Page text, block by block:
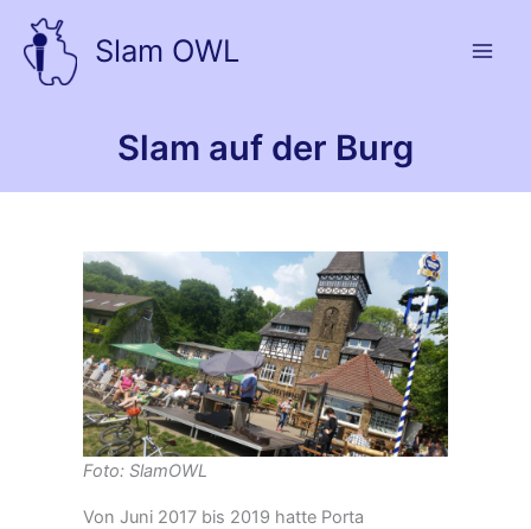
Inhalt
springen
Slam OWL
Slam auf der Burg
Foto: SlamOWL
Von Juni 2017 bis 2019 hatte Porta